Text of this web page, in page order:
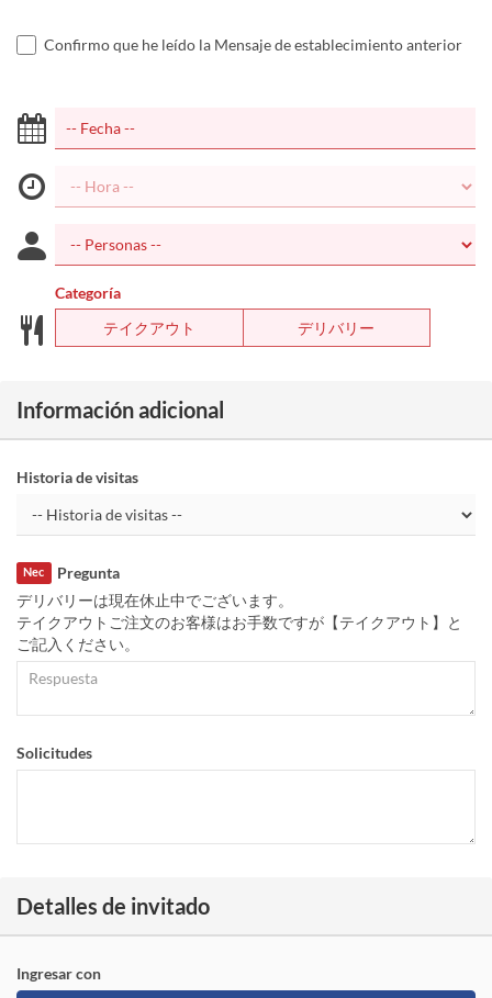
Confirmo que he leído la Mensaje de establecimiento anterior
Categoría
テイクアウト
デリバリー
Información adicional
Historia de visitas
Pregunta
Nec
デリバリーは現在休止中でございます。
テイクアウトご注文のお客様はお手数ですが【テイクアウト】と
ご記入ください。
Solicitudes
Detalles de invitado
Ingresar con